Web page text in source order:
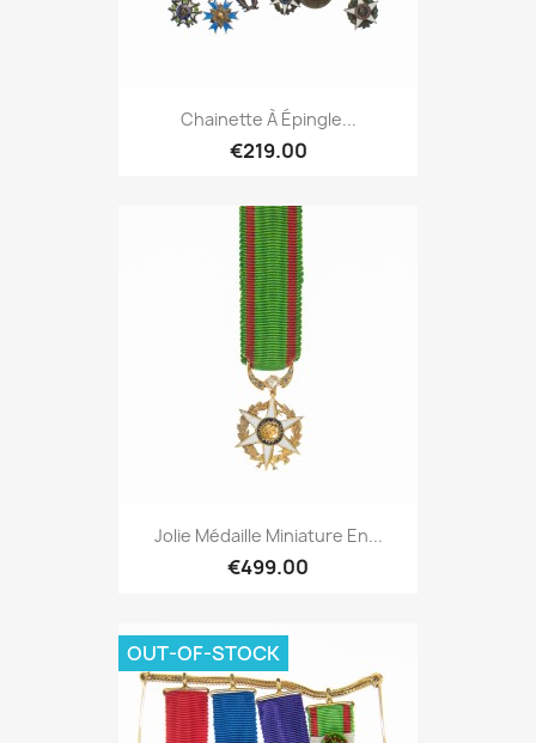
Chainette À Épingle...
€219.00
Jolie Médaille Miniature En...
€499.00
OUT-OF-STOCK